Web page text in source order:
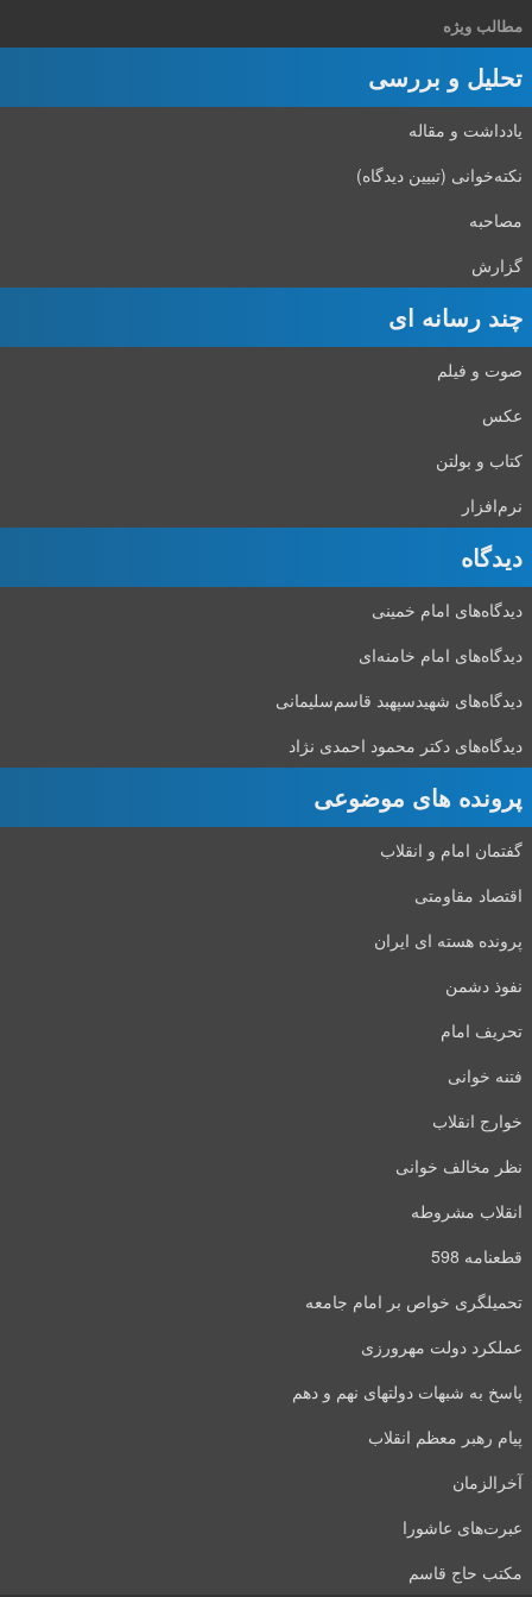
مطالب ویژه
تحلیل و بررسی
یادداشت و مقاله
نکته‌خوانی (تبیین دیدگاه)
مصاحبه
گزارش
چند رسانه ای
صوت و فیلم
عکس
کتاب و بولتن
نرم‌افزار
دیدگاه‌
دیدگاه‌های امام خمینی
دیدگاه‌های امام خامنه‌ای
دیدگاه‌های شهید‌سپهبد قاسم‌سلیمانی
دیدگاه‌های دکتر محمود احمدی نژاد
پرونده های موضوعی
گفتمان امام و انقلاب
اقتصاد مقاومتی
پرونده هسته ای ایران
نفوذ دشمن
تحریف امام
فتنه خوانی
خوارج انقلاب
نظر مخالف خوانی
انقلاب مشروطه
قطعنامه 598
تحمیلگری خواص بر امام جامعه
عملکرد دولت مهرورزی
پاسخ به شبهات دولتهای نهم و دهم
پیام رهبر معظم انقلاب
آخرالزمان
عبرت‌های عاشورا
مکتب حاج قاسم